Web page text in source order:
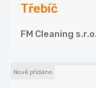
Třebíč
FM Cleaning s.r.o.
Nově přidáno